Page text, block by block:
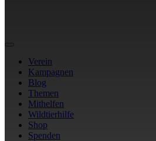
Verein
Kampagnen
Blog
Themen
Mithelfen
Wildtierhilfe
Shop
Spenden